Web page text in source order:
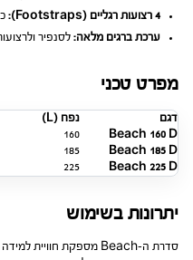
4 רצועות רגליים (Footstraps):
ערכת ברגים מלאה: לסנפיר
מפרט טכני
דגם נפח (L)
Beach 160 D
160
Beach 185 D
185
Beach 225 D
225
יתרונות בשימוש
סדרת ה-Beach מספקת חוויית למידה ללא תסכול. ה